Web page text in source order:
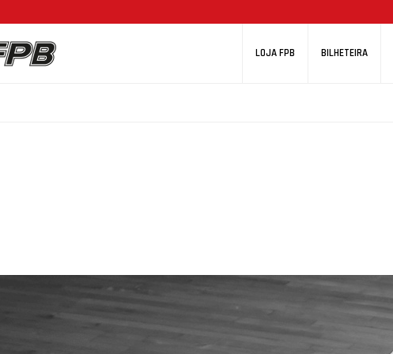
LOJA FPB BILHETEIRA